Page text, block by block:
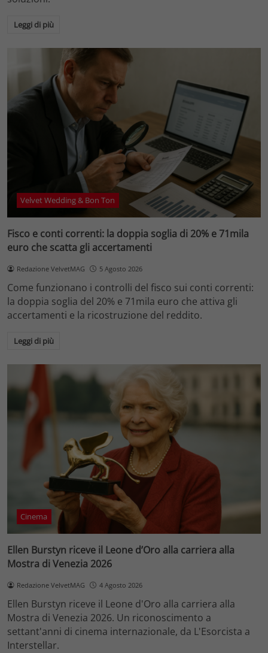
Leggi di più
Velvet Wedding & Bon Ton
Fisco e conti correnti: la doppia soglia di 20% e 71mila
euro che scatta gli accertamenti
Redazione VelvetMAG 5 Agosto 2026
Come funzionano i controlli del fisco sui conti correnti:
la doppia soglia del 20% e 71mila euro che attiva gli
accertamenti e la ricostruzione del reddito.
Leggi di più
Cinema
Ellen Burstyn riceve il Leone d’Oro alla carriera alla
Mostra di Venezia 2026
Redazione VelvetMAG 4 Agosto 2026
Ellen Burstyn riceve il Leone d'Oro alla carriera alla
Mostra di Venezia 2026. Un riconoscimento a
settant'anni di cinema internazionale, da L'Esorcista a
Interstellar.